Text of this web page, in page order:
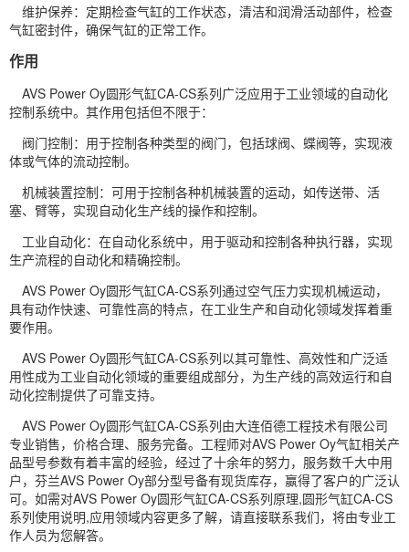
维护保养：定期检查气缸的工作状态，清洁和润滑活动部件，检查
气缸密封件，确保气缸的正常工作。
作用
AVS Power Oy圆形气缸CA-CS系列广泛应用于工业领域的自动化
控制系统中。其作用包括但不限于：
阀门控制：用于控制各种类型的阀门，包括球阀、蝶阀等，实现液
体或气体的流动控制。
机械装置控制：可用于控制各种机械装置的运动，如传送带、活
塞、臂等，实现自动化生产线的操作和控制。
工业自动化：在自动化系统中，用于驱动和控制各种执行器，实现
生产流程的自动化和精确控制。
AVS Power Oy圆形气缸CA-CS系列通过空气压力实现机械运动，
具有动作快速、可靠性高的特点，在工业生产和自动化领域发挥着重
要作用。
AVS Power Oy圆形气缸CA-CS系列以其可靠性、高效性和广泛适
用性成为工业自动化领域的重要组成部分，为生产线的高效运行和自
动化控制提供了可靠支持。
AVS Power Oy圆形气缸CA-CS系列由大连佰德工程技术有限公司
专业销售，价格合理、服务完备。工程师对AVS Power Oy气缸相关产
品型号参数有着丰富的经验，经过了十余年的努力，服务数千大中用
户，芬兰AVS Power Oy部分型号备有现货库存，赢得了客户的广泛认
可。如需对AVS Power Oy圆形气缸CA-CS系列原理,圆形气缸CA-CS
系列使用说明,应用领域内容更多了解，请直接联系我们，将由专业工
作人员为您解答。